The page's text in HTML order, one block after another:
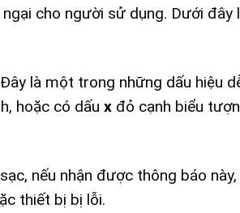
cho người sử dụng. Dưới đây
Đây là một trong những dấu hiệu
hoặc có dấu xđỏ cạnh biểu
nếu nhận được thông báo
thiết bị bị lỗi.